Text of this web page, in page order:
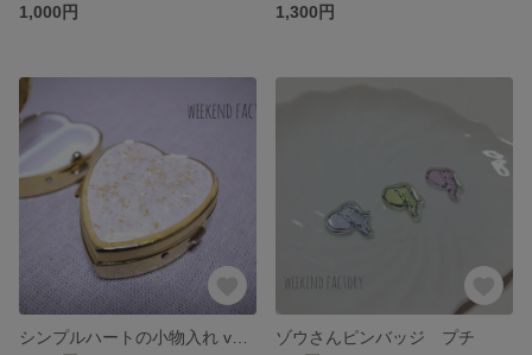
1,000円
1,300円
ゾウさんピンバッジ プチ